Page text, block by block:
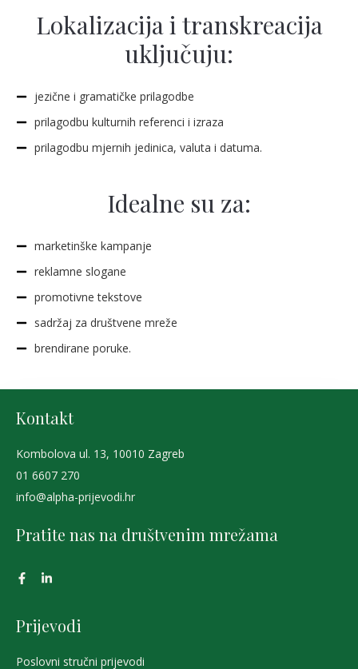
Lokalizacija i transkreacija
uključuju:
jezične i gramatičke prilagodbe
prilagodbu kulturnih referenci i izraza
prilagodbu mjernih jedinica, valuta i datuma.
Idealne su za:
marketinške kampanje
reklamne slogane
promotivne tekstove
sadržaj za društvene mreže
brendirane poruke.
Kontakt
Kombolova ul. 13, 10010 Zagreb
01 6607 270
info@alpha-prijevodi.hr
Pratite nas na društvenim mrežama
Prijevodi
Poslovni stručni prijevodi